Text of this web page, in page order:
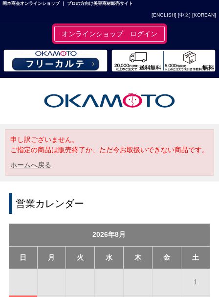
岡本商会オンラインショップ ｜ プロの方向け美容商材卸売サイト
[ENGLISH] [中文] [KOREAN]
オンラインショップ ログイン
申し訳ございません。
ご指定の商品は販売終了か、ただ今お取扱いできない商品です。
ホームへ戻る
営業カレンダー
2026年8月
日 月 火 水 木 金 土
1